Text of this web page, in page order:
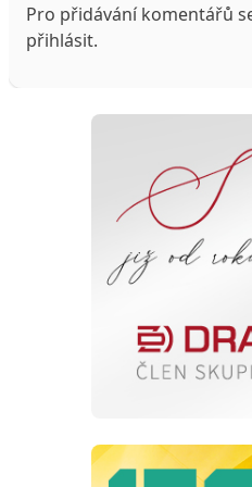
Pro přidávání komentářů
přihlásit.